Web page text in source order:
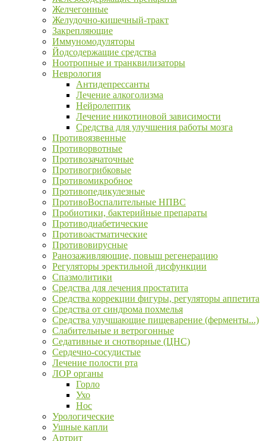
Желчегонные
Желудочно-кишечный-тракт
Закрепляющие
Иммуномодуляторы
Йодсодержащие средства
Ноотропные и транквилизаторы
Неврология
Антидепрессанты
Лечение алкоголизма
Нейролептик
Лечение никотиновой зависимости
Средства для улучшения работы мозга
Противоязвенные
Противорвотные
Противозачаточные
Противогрибковые
Противомикробное
Противопедикулезные
ПротивоВоспалительные НПВС
Пробиотики, бактерийные препараты
Противодиабетические
Противоастматические
Противовирусные
Ранозаживляющие, повыш регенерацию
Регуляторы эректильной дисфункции
Спазмолитики
Средства для лечения простатита
Средства коррекции фигуры, регуляторы аппетита
Средства от синдрома похмелья
Средства улучшающие пищеварение (ферменты...)
Слабительные и ветрогонные
Седативные и снотворные (ЦНС)
Сердечно-сосудистые
Лечение полости рта
ЛОР органы
Горло
Ухо
Нос
Урологические
Ушные капли
Артрит